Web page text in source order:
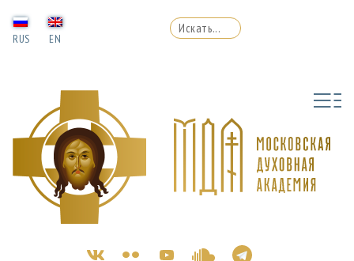
RUS EN